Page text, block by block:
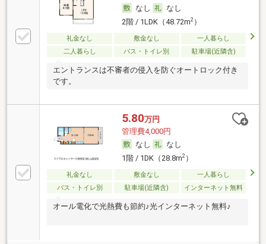
なし
なし
2階 / 1LDK（48.72m2）
礼金なし 敷金なし
一人暮らし
二人暮らし
バス・トイレ別 駐車場(近隣含)
エントランスは不審者の侵入を防ぐオートロック付き
です。
5.80万円
管理費4,000円
なし
なし
1階 / 1DK（28.8m2）
礼金なし 敷金なし
一人暮らし
バス・トイレ別
駐車場(近隣含) インターネット無料
オール電化で光熱費も節約♪光インターネット無料♪